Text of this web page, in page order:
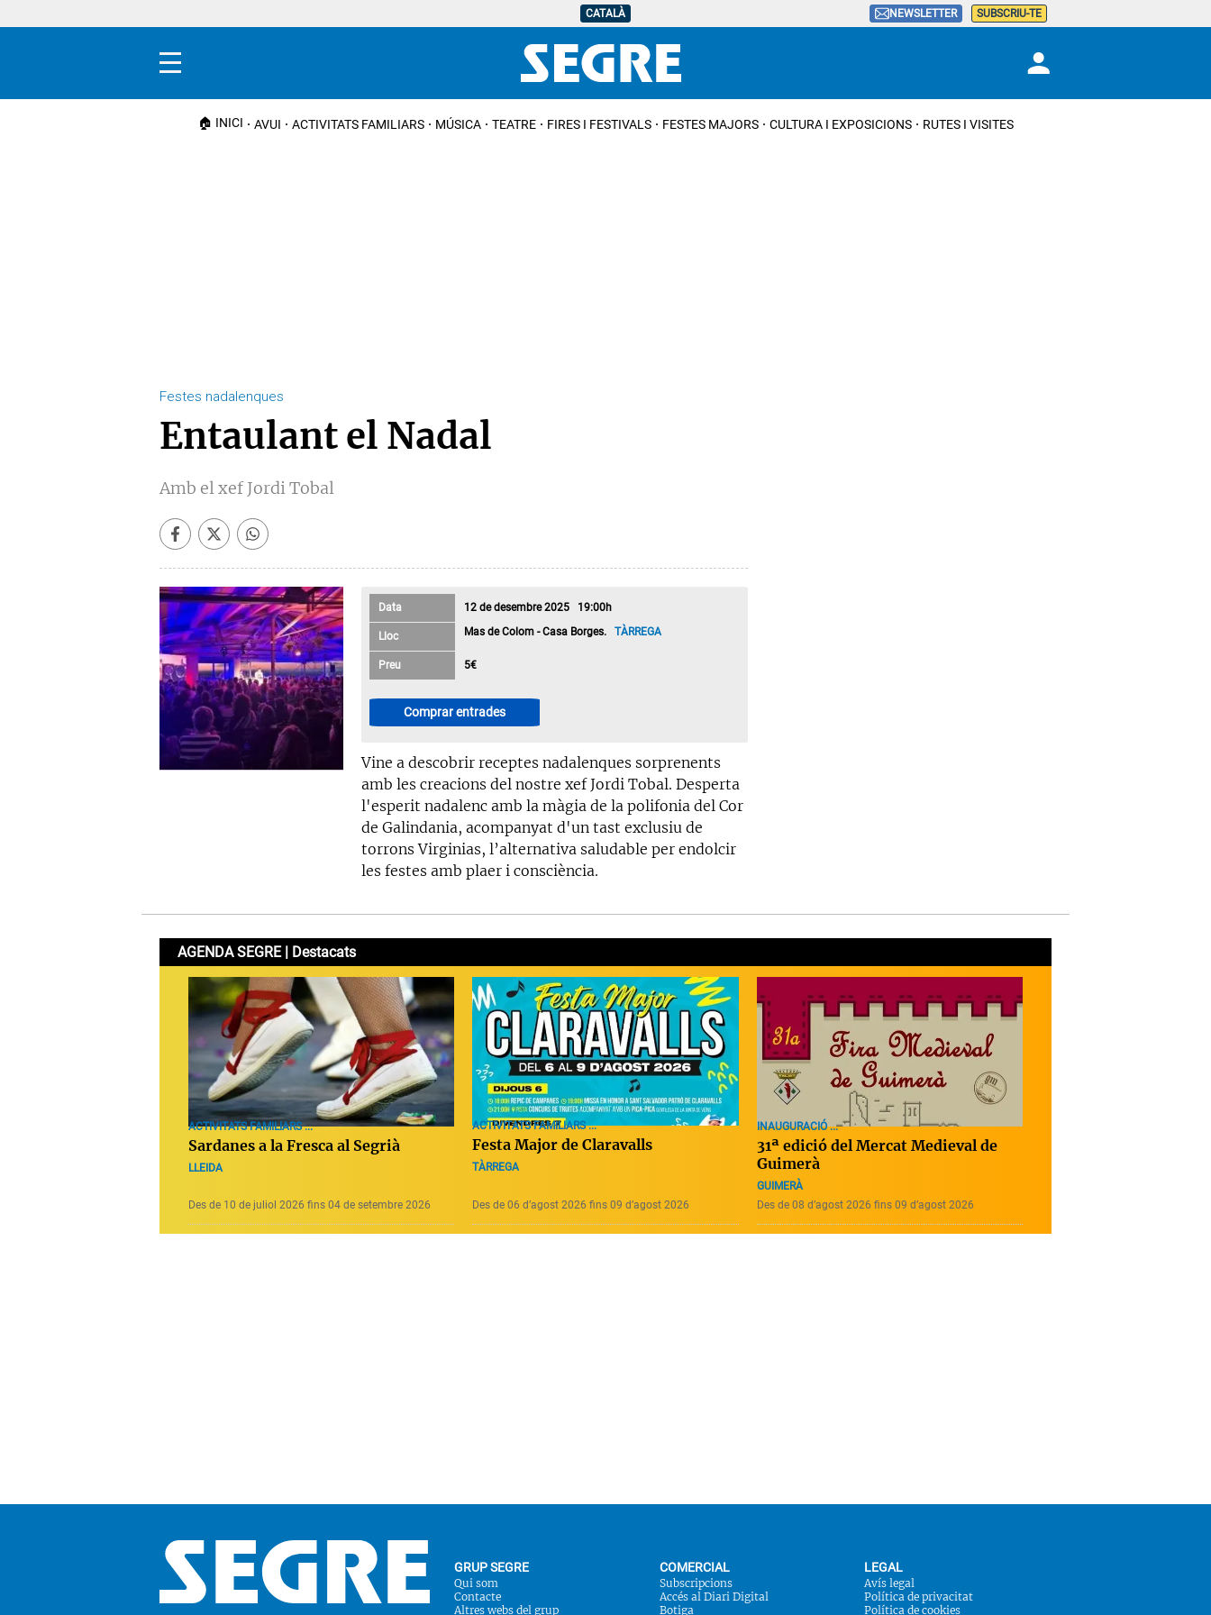
CATALÀ NEWSLETTER SUBSCRIU-TE
Menú
🏠 INICI AVUI ACTIVITATS FAMILIARS MÚSICA TEATRE FIRES I FESTIVALS FESTES MAJORS CULTURA I EXPOSICIONS RUTES I VISITES
Festes nadalenques
Entaulant el Nadal
Amb el xef Jordi Tobal
Data 12 de desembre 2025 19:00h
Lloc Mas de Colom - Casa Borges. TÀRREGA
Preu 5€
Comprar entrades
Vine a descobrir receptes nadalenques sorprenents
amb les creacions del nostre xef Jordi Tobal. Desperta
l'esperit nadalenc amb la màgia de la polifonia del Cor
de Galindania, acompanyat d'un tast exclusiu de
torrons Virginias, l’alternativa saludable per endolcir
les festes amb plaer i consciència.
AGENDA SEGRE | Destacats
ACTIVITATS FAMILIARS ...
Sardanes a la Fresca al Segrià
LLEIDA
Des de 10 de juliol 2026 fins 04 de setembre 2026
ACTIVITATS FAMILIARS ...
Festa Major de Claravalls
TÀRREGA
Des de 06 d’agost 2026 fins 09 d’agost 2026
INAUGURACIÓ ...
31ª edició del Mercat Medieval de
Guimerà
GUIMERÀ
Des de 08 d’agost 2026 fins 09 d’agost 2026
GRUP SEGRE
Qui som
Contacte
Altres webs del grup
COMERCIAL
Subscripcions
Accés al Diari Digital
Botiga
LEGAL
Avís legal
Política de privacitat
Política de cookies